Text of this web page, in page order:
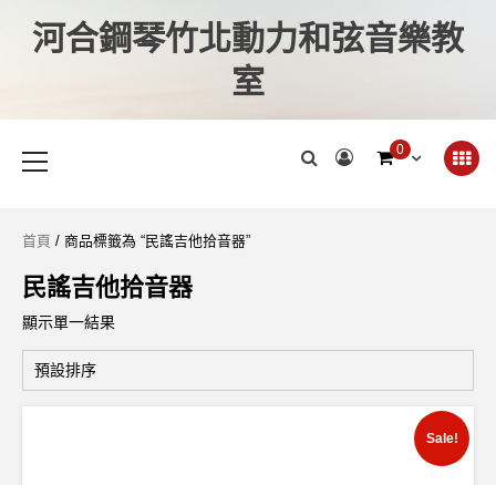
河合鋼琴竹北動力和弦音樂教
室
0
首頁 / 商品標籤為 “民謠吉他拾音器”
民謠吉他拾音器
顯示單一結果
Sale!